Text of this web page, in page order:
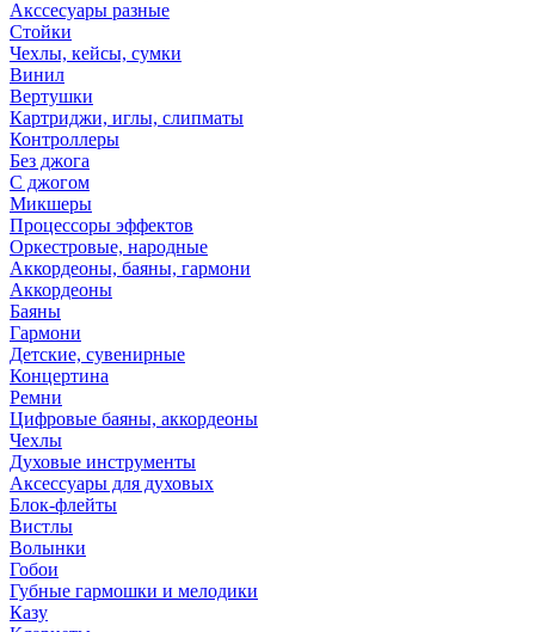
Акссесуары разные
Стойки
Чехлы, кейсы, сумки
Винил
Вертушки
Картриджи, иглы, слипматы
Контроллеры
Без джога
С джогом
Микшеры
Процессоры эффектов
Оркестровые, народные
Аккордеоны, баяны, гармони
Аккордеоны
Баяны
Гармони
Детские, сувенирные
Концертина
Ремни
Цифровые баяны, аккордеоны
Чехлы
Духовые инструменты
Аксессуары для духовых
Блок-флейты
Вистлы
Волынки
Гобои
Губные гармошки и мелодики
Казу